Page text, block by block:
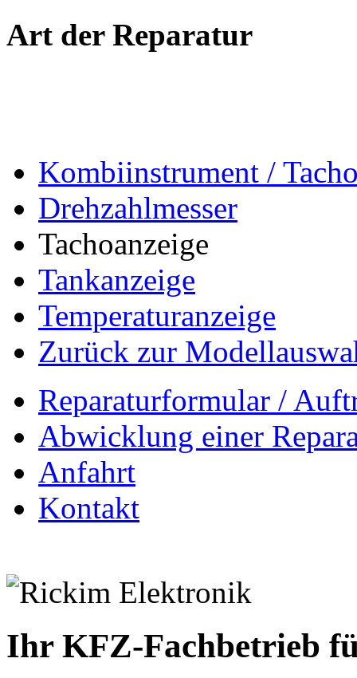
Art der Reparatur
Kombiinstrument /
Drehzahlmesser
Tachoanzeige
Tankanzeige
Temperaturanzeige
Zurück zur
Reparaturformular /
Abwicklung einer
Anfahrt
Kontakt
Ihr KFZ-Fachbetrieb